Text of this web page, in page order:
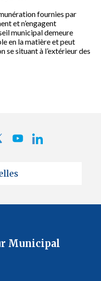
fournies par
et n’engagent
municipal demeure
en la matière et peut
se situant à l’extérieur des
Municipal